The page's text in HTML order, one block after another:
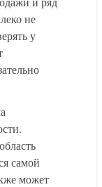
не
у
самой
может